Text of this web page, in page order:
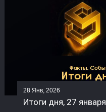
28 Янв, 2026
Итоги дня, 27 января